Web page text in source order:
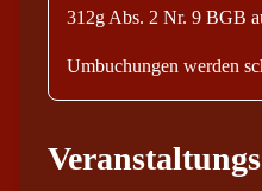
312g Abs. 2 Nr. 9 BGB
Umbuchungen werden